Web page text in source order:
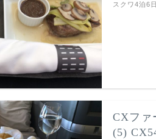
スクワ4泊6
CXファ
(5)